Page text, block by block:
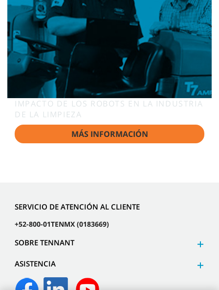
IMPACTO DE LOS ROBOTS EN LA INDUSTRIA
DE LA LIMPIEZA
MÁS INFORMACIÓN
SERVICIO DE ATENCIÓN AL CLIENTE
+52-800-01TENMX (0183669)
SOBRE TENNANT
ASISTENCIA